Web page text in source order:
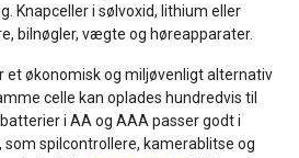
Knapceller i sølvoxid, lithium eller
bilnøgler, vægte og høreapparater.
et økonomisk og miljøvenligt alternativ
celle kan oplades hundredvis til
i AA og AAA passer godt i
spilcontrollere, kamerablitse og